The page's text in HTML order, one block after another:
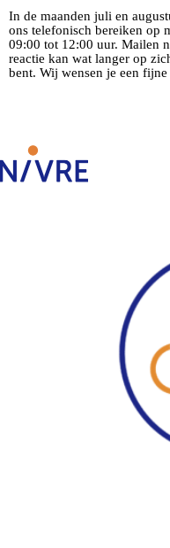
In de maanden juli en
ons telefonisch bereiken op
09:00 tot 12:00 uur. Mailen
reactie kan wat langer op
bent. Wij wensen je een fijne